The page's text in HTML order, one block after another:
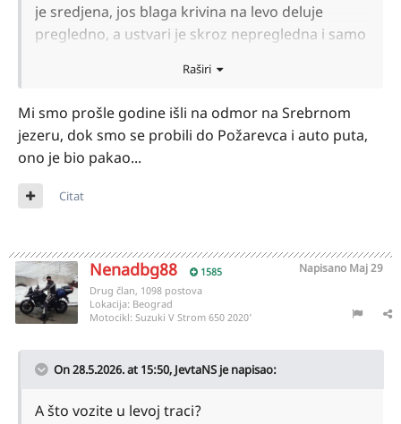
je sredjena, jos blaga krivina na levo deluje
pregledno, a ustvari je skroz nepregledna i samo
Raširi
Mi smo prošle godine išli na odmor na Srebrnom
jezeru, dok smo se probili do Požarevca i auto puta,
ono je bio pakao...
Citat
Nenadbg88 1585 Napisano Maj 29
Drug član, 1098 postova
Lokacija: Beograd
Motocikl: Suzuki V Strom 650 2020'
On 28.5.2026. at 15:50, JevtaNS je napisao:
A što vozite u levoj traci?